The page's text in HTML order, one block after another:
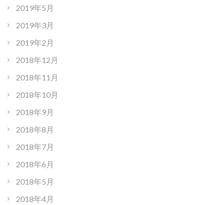
2019年5月
2019年3月
2019年2月
2018年12月
2018年11月
2018年10月
2018年9月
2018年8月
2018年7月
2018年6月
2018年5月
2018年4月